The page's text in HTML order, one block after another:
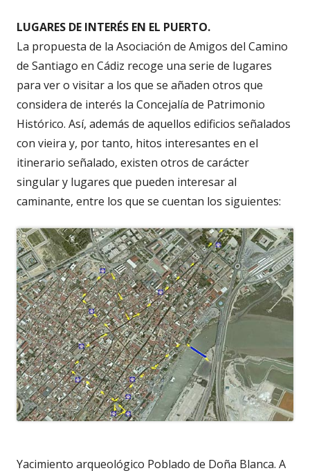
LUGARES DE INTERÉS EN EL PUERTO.
La propuesta de la Asociación de Amigos del Camino
de Santiago en Cádiz recoge una serie de lugares
para ver o visitar a los que se añaden otros que
considera de interés la Concejalía de Patrimonio
Histórico. Así, además de aquellos edificios señalados
con vieira y, por tanto, hitos interesantes en el
itinerario señalado, existen otros de carácter
singular y lugares que pueden interesar al
caminante, entre los que se cuentan los siguientes:
Yacimiento arqueológico Poblado de Doña Blanca. A